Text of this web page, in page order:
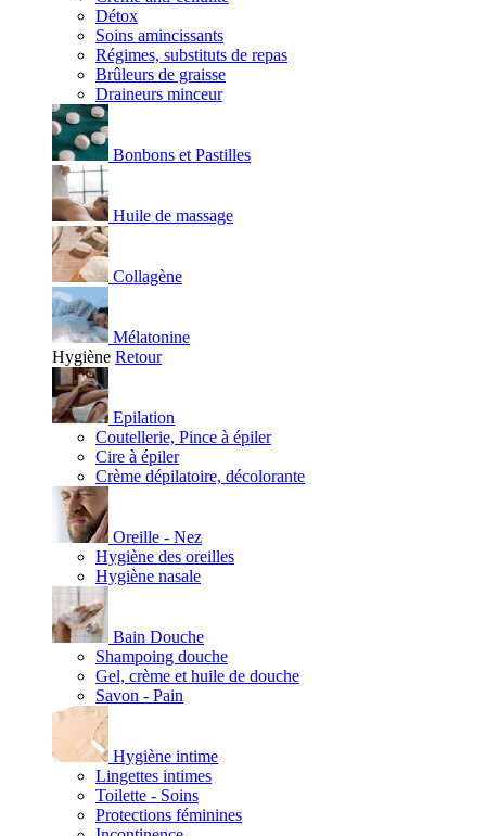
Détox
Soins amincissants
Régimes, substituts de repas
Brûleurs de graisse
Draineurs minceur
Bonbons et Pastilles
Huile de massage
Collagène
Mélatonine
Hygiène Retour
Epilation
Coutellerie, Pince à épiler
Cire à épiler
Crème dépilatoire, décolorante
Oreille - Nez
Hygiène des oreilles
Hygiène nasale
Bain Douche
Shampoing douche
Gel, crème et huile de douche
Savon - Pain
Hygiène intime
Lingettes intimes
Toilette - Soins
Protections féminines